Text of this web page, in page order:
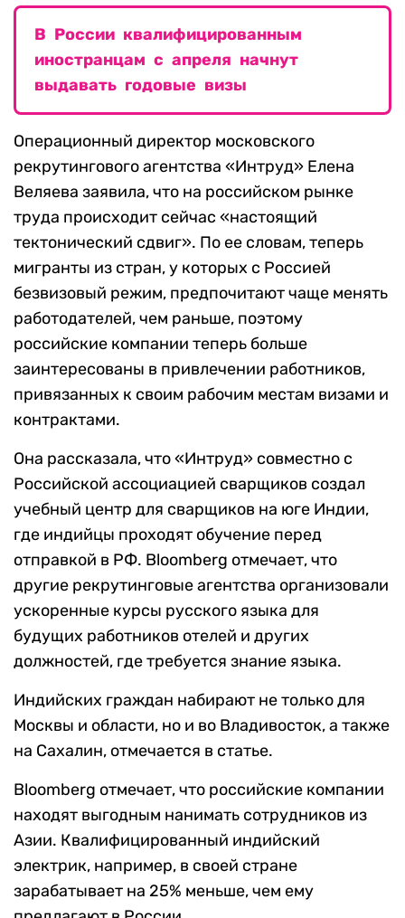
В России квалифицированным
иностранцам с апреля начнут
выдавать годовые визы
Операционный директор московского
рекрутингового агентства «Интруд» Елена
Веляева заявила, что на российском рынке
труда происходит сейчас «настоящий
тектонический сдвиг». По ее словам, теперь
мигранты из стран, у которых с Россией
безвизовый режим, предпочитают чаще менять
работодателей, чем раньше, поэтому
российские компании теперь больше
заинтересованы в привлечении работников,
привязанных к своим рабочим местам визами и
контрактами.
Она рассказала, что «Интруд» совместно с
Российской ассоциацией сварщиков создал
учебный центр для сварщиков на юге Индии,
где индийцы проходят обучение перед
отправкой в РФ. Bloomberg отмечает, что
другие рекрутинговые агентства организовали
ускоренные курсы русского языка для
будущих работников отелей и других
должностей, где требуется знание языка.
Индийских граждан набирают не только для
Москвы и области, но и во Владивосток, а также
на Сахалин, отмечается в статье.
Bloomberg отмечает, что российские компании
находят выгодным нанимать сотрудников из
Азии. Квалифицированный индийский
электрик, например, в своей стране
зарабатывает на 25% меньше, чем ему